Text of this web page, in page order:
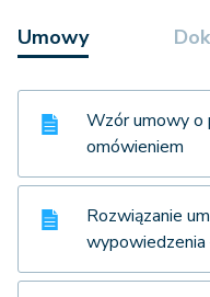
Umowy
Wzór umowy o
omówieniem
Rozwiązanie